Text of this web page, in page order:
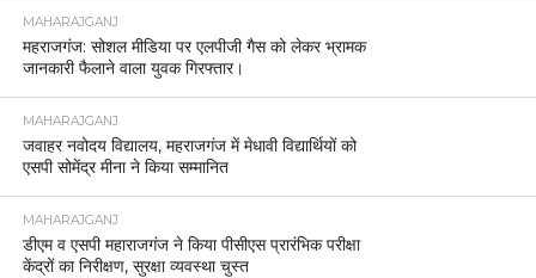
MAHARAJGANJ
महराजगंज: सोशल मीडिया पर एलपीजी गैस को लेकर भ्रामक
जानकारी फैलाने वाला युवक गिरफ्तार।
MAHARAJGANJ
जवाहर नवोदय विद्यालय, महराजगंज में मेधावी विद्यार्थियों को
एसपी सोमेंद्र मीना ने किया सम्मानित
MAHARAJGANJ
डीएम व एसपी महाराजगंज ने किया पीसीएस प्रारंभिक परीक्षा
केंद्रों का निरीक्षण, सुरक्षा व्यवस्था चुस्त